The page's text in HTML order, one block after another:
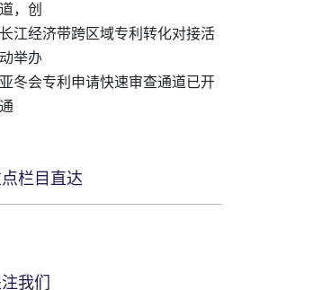
道，创
长江经济带跨区域专利转化对接活
动举办
亚冬会专利申请快速审查通道已开
通
栏目直达
我们